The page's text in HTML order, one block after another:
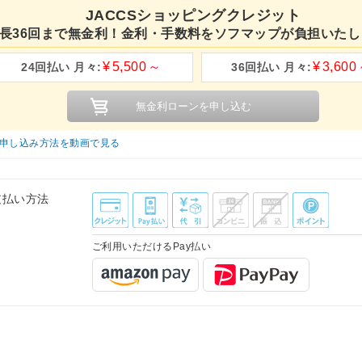
JACCSショッピングクレジット
36回まで無金利！金利・手数料をソフマップが負担いた
5,500 3,600
し込み方法を動画で見る
い方法
ご利用いただけるPay払い